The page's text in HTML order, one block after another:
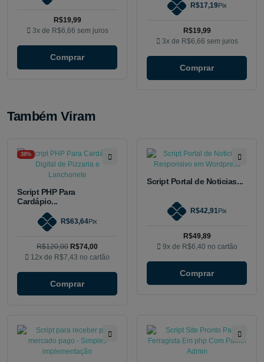
R$19,99
3x de R$6,66 sem juros
Comprar
R$17,19Pix
R$19,99
3x de R$6,66 sem juros
Comprar
Também Viram
38%
Script PHP Para
Cardápio...
R$63,64Pix
R$120,00 R$74,00
12x de R$7,43 no cartão
Comprar
Script Portal de Noticias...
R$42,91Pix
R$49,89
9x de R$6,40 no cartão
Comprar